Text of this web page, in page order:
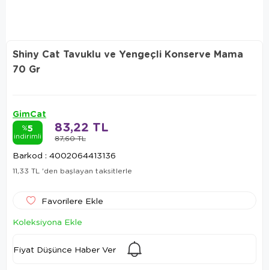
Shiny Cat Tavuklu ve Yengeçli Konserve Mama
70 Gr
GimCat
%5
indirimli 87,60 TL
83,22 TL
Barkod : 4002064413136
11,33 TL 'den başlayan taksitlerle
Favorilere Ekle
Koleksiyona Ekle
Fiyat Düşünce Haber Ver